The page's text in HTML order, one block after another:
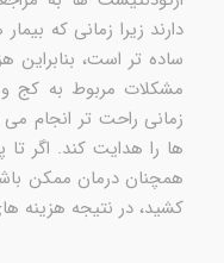
دارند زیرا زمانی که
ساده تر است، بنابراین
مشکلات مربوط به کج
زمانی راحت تر انجام
ها را هدایت کند. اگر
همچنان درمان ممکن
کشید، در نتیجه هزینه